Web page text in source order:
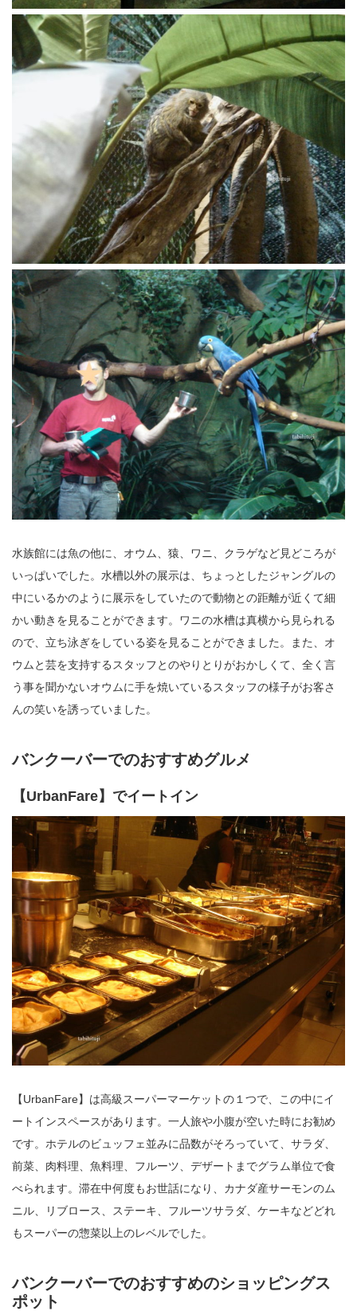
水族館には魚の他に、オウム、猿、ワニ、クラゲなど見どころが
いっぱいでした。水槽以外の展示は、ちょっとしたジャングルの
中にいるかのように展示をしていたので動物との距離が近くて細
かい動きを見ることができます。ワニの水槽は真横から見られる
ので、立ち泳ぎをしている姿を見ることができました。また、オ
ウムと芸を支持するスタッフとのやりとりがおかしくて、全く言
う事を聞かないオウムに手を焼いているスタッフの様子がお客さ
んの笑いを誘っていました。
バンクーバーでのおすすめグルメ
【UrbanFare】でイートイン
【UrbanFare】は高級スーパーマーケットの１つで、この中にイ
ートインスペースがあります。一人旅や小腹が空いた時にお勧め
です。ホテルのビュッフェ並みに品数がそろっていて、サラダ、
前菜、肉料理、魚料理、フルーツ、デザートまでグラム単位で食
べられます。滞在中何度もお世話になり、カナダ産サーモンのム
ニル、リブロース、ステーキ、フルーツサラダ、ケーキなどどれ
もスーパーの惣菜以上のレベルでした。
バンクーバーでのおすすめのショッピングス
ポット